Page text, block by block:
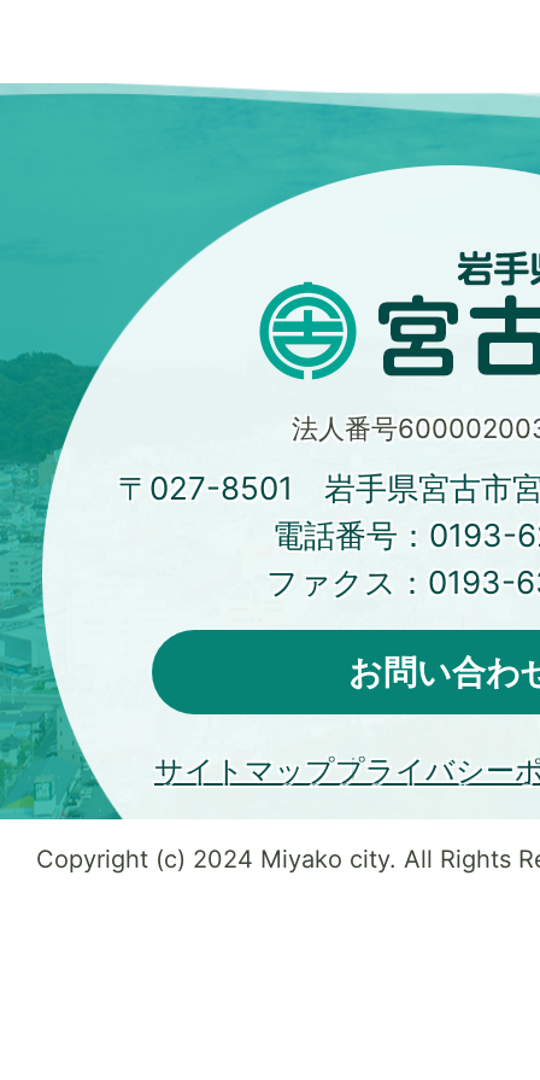
法人番号
〒027-8501 岩手県宮古市
電話番号： 0193-
ファクス： 0193-
お問い合わ
サイトマッププライバシー
Copyright (c) 2024 Miyako city. All Rights